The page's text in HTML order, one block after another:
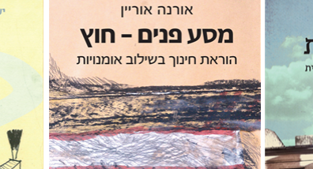
אורנה אוריין